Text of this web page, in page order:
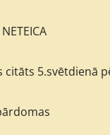
citāts 5.svētdienā